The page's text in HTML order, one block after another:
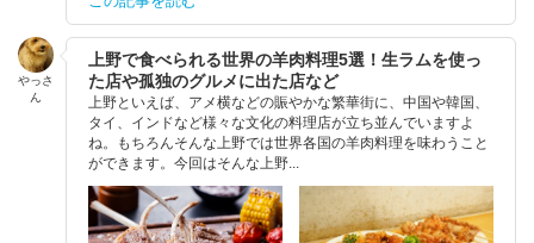
やっさ
ん
上野で食べられる世界の羊肉料理5選！生ラムを使っ
た店や孤独のグルメに出た店など
上野といえば、アメ横などの賑やかな繁華街に、中国や韓国、
タイ、インドなど様々な文化の料理店が立ち並んでいますよ
ね。もちろんそんな上野では世界各国の羊肉料理を味わうこと
ができます。今回はそんな上野...